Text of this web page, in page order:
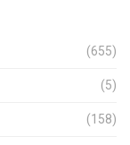
(655)
(5)
(158)